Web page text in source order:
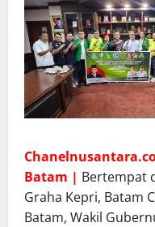
Batam | Bertempat
Graha Kepri, Batam
Batam, Wakil